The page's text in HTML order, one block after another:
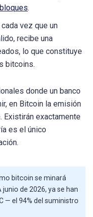
.
cada vez que un
recibe una
lo que constituye
bitcoins.
donde un banco
en Bitcoin la emisión
Existirán exactamente
es el único
bitcoin se minará
de 2026, ya se han
— el 94% del suministro